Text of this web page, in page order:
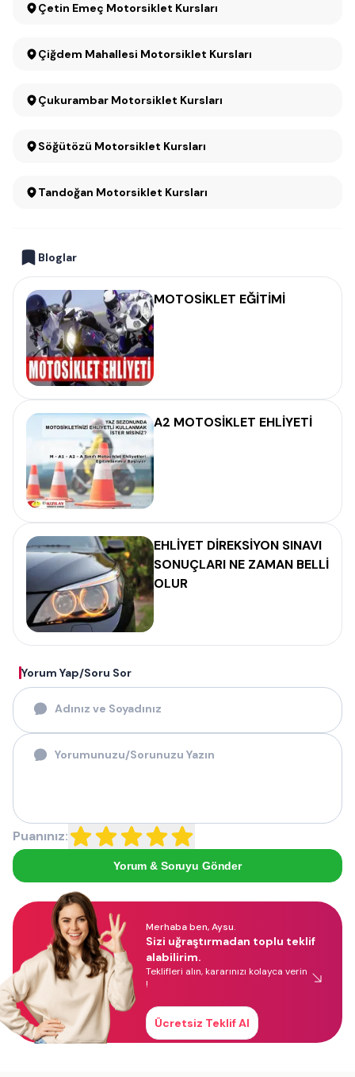
Çetin Emeç Motorsiklet Kursları
Çiğdem Mahallesi Motorsiklet Kursları
Çukurambar Motorsiklet Kursları
Söğütözü Motorsiklet Kursları
Tandoğan Motorsiklet Kursları
Bloglar
MOTOSİKLET EĞİTİMİ
A2 MOTOSİKLET EHLİYETİ
EHLİYET DİREKSİYON SINAVI
SONUÇLARI NE ZAMAN BELLİ
OLUR
Yorum Yap/Soru Sor
Puanınız:
Yorum & Soruyu Gönder
Merhaba ben, Aysu.
Sizi uğraştırmadan toplu teklif
alabilirim.
Teklifleri alın, kararınızı kolayca verin
!
Ücretsiz Teklif Al